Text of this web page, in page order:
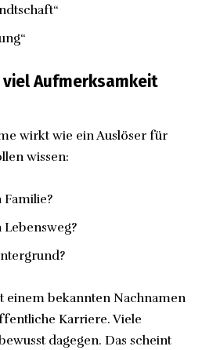
viel Aufmerksamkeit
wirkt wie ein Auslöser für
wissen:
Familie?
einem bekannten Nachnamen
Karriere. Viele
dagegen. Das scheint